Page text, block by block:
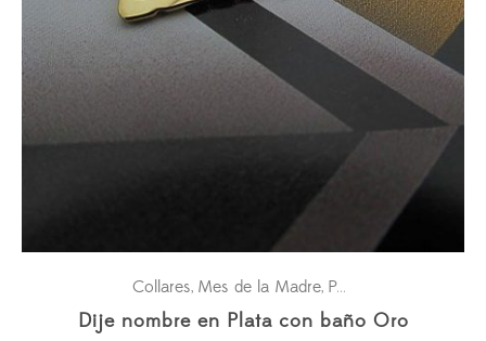
Collares, Mes de la Madre, Para ella
Dije nombre en Plata con baño Oro